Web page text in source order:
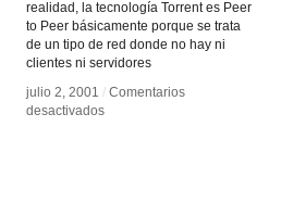
realidad, la tecnología Torrent es Peer
to Peer básicamente porque se trata
de un tipo de red donde no hay ni
clientes ni servidores
julio 2, 2001 / Comentarios
desactivadosen
julio 2, 2001 / Comentarios
desactivadosen